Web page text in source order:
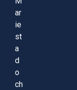
ar
ie
st
a
d
o
ch